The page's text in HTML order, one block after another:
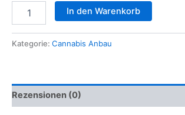
Genetics
Mint
auto
flowering
In den Warenkorb
Kategorie: Cannabis Anbau
Rezensionen (0)